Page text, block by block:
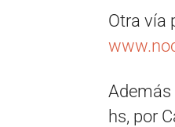
Otra vía
Además
hs, por